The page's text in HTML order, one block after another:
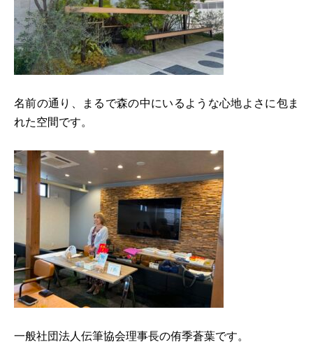
名前の通り、まるで森の中にいるような心地よさに包ま
れた空間です。
一般社団法人伝筆協会理事長の侑季蒼葉です。